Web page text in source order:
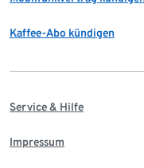
Kaffee-Abo kündigen
Service & Hilfe
Impressum